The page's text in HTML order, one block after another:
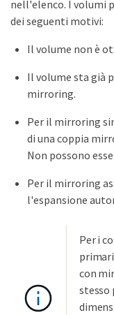
nell'elenco. I volumi
dei seguenti motivi:
Il volume non è
Il volume sta già
mirroring.
Per il mirroring
di una coppia
Non possono
Per il mirroring
l'espansione
Per i
primari
con
stesso